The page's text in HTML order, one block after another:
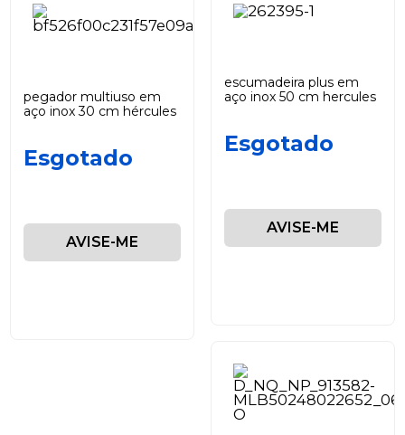
pegador multiuso em
aço inox 30 cm hércules
Esgotado
AVISE-ME
escumadeira plus em
aço inox 50 cm hercules
Esgotado
AVISE-ME